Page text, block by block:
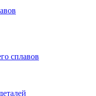
сплавов